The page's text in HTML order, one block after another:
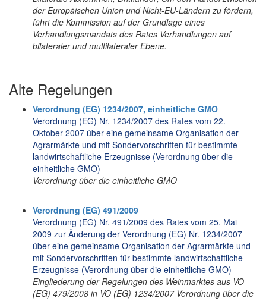
der Europäischen Union und Nicht-EU-Ländern zu fördern,
führt die Kommission auf der Grundlage eines
Verhandlungsmandats des Rates Verhandlungen auf
bilateraler und multilateraler Ebene.
Alte Regelungen
Verordnung (EG) 1234/2007, einheitliche GMO
Verordnung (EG) Nr. 1234/2007 des Rates vom 22.
Oktober 2007 über eine gemeinsame Organisation der
Agrarmärkte und mit Sondervorschriften für bestimmte
landwirtschaftliche Erzeugnisse (Verordnung über die
einheitliche GMO)
Verordnung über die einheitliche GMO
Verordnung (EG) 491/2009
Verordnung (EG) Nr. 491/2009 des Rates vom 25. Mai
2009 zur Änderung der Verordnung (EG) Nr. 1234/2007
über eine gemeinsame Organisation der Agrarmärkte und
mit Sondervorschriften für bestimmte landwirtschaftliche
Erzeugnisse (Verordnung über die einheitliche GMO)
Eingliederung der Regelungen des Weinmarktes aus VO
(EG) 479/2008 in VO (EG) 1234/2007 Verordnung über die